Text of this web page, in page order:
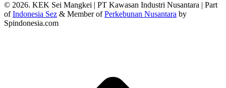
© 2026. KEK Sei Mangkei | PT Kawasan Industri Nusantara | Part
ofIndonesia Sez & Member ofPerkebunan Nusantara by
Spindonesia.com